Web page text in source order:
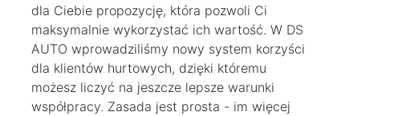
dla Ciebie propozycję, która pozwoli Ci
maksymalnie wykorzystać ich wartość. W DS
AUTO wprowadziliśmy nowy system korzyści
dla klientów hurtowych, dzięki któremu
możesz liczyć na jeszcze lepsze warunki
współpracy. Zasada jest prosta - im więcej